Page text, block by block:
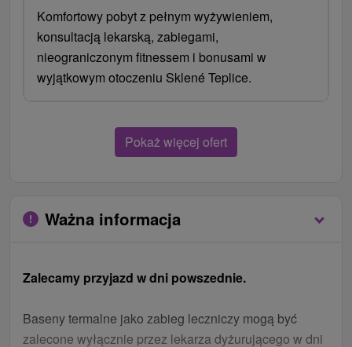
Komfortowy pobyt z pełnym wyżywieniem,
konsultacją lekarską, zabiegami,
nieograniczonym fitnessem i bonusami w
wyjątkowym otoczeniu Sklené Teplice.
Pokaż więcej ofert
Ważna informacja
Zalecamy przyjazd w dni powszednie.
Baseny termalne jako zabieg leczniczy mogą być
zalecone wyłącznie przez lekarza dyżurującego w dni